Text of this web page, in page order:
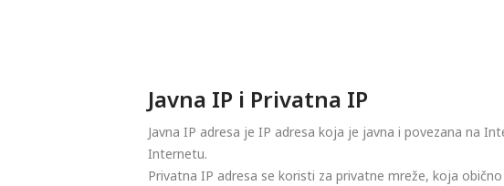
Javna IP i Privatna IP
Javna IP adresa je IP adresa koja je javna i povezana na
Internetu.
Privatna IP adresa se koristi za privatne mreže, koja